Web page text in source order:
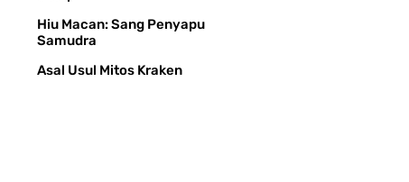
Hiu Macan: Sang Penyapu
Samudra
Asal Usul Mitos Kraken